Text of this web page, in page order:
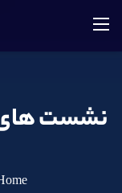
نشست های